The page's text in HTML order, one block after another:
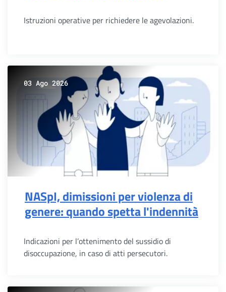
Istruzioni operative per richiedere le agevolazioni.
03 Ago 2026
NASpI, dimissioni per violenza di
genere: quando spetta l'indennità
Indicazioni per l’ottenimento del sussidio di
disoccupazione, in caso di atti persecutori.